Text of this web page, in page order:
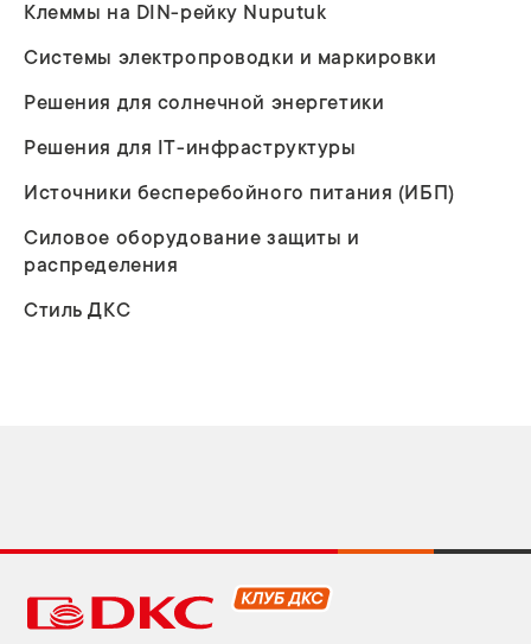
Клеммы на DIN-рейку Nuputuk
Системы электропроводки и маркировки
Решения для солнечной энергетики
Решения для IT-инфраструктуры
Источники бесперебойного питания (ИБП)
Силовое оборудование защиты и
распределения
Стиль ДКС